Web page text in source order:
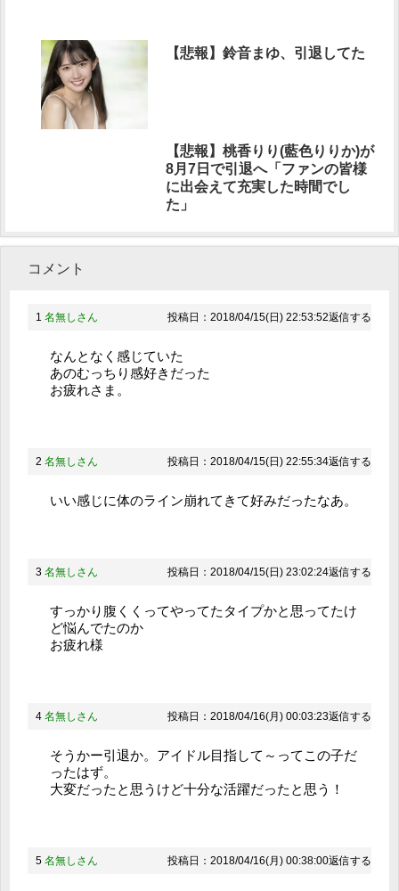
【悲報】鈴音まゆ、引退してた
【悲報】桃香りり(藍色りりか)が
8月7日で引退へ「ファンの皆様
に出会えて充実した時間でし
た」
コメント
1 名無しさん 投稿日：2018/04/15(日) 22:53:52返信する
なんとなく感じていた
あのむっちり感好きだった
お疲れさま。
2 名無しさん 投稿日：2018/04/15(日) 22:55:34返信する
いい感じに体のライン崩れてきて好みだったなあ。
3 名無しさん 投稿日：2018/04/15(日) 23:02:24返信する
すっかり腹くくってやってたタイプかと思ってたけ
ど悩んでたのか
お疲れ様
4 名無しさん 投稿日：2018/04/16(月) 00:03:23返信する
そうかー引退か。アイドル目指して～ってこの子だ
ったはず。
大変だったと思うけど十分な活躍だったと思う！
5 名無しさん 投稿日：2018/04/16(月) 00:38:00返信する